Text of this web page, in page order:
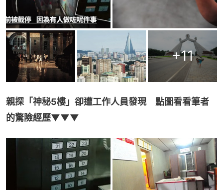
+11
親探「神秘5樓」卻遭工作人員發現　點圖看看筆者
的驚險經歷▼▼▼